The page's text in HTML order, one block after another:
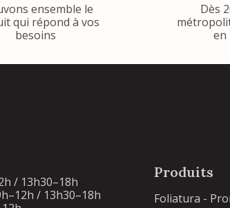
ensemble le
qui répond à vos
besoins
Dès
en
/ 13h30–18h
/ 13h30–18h
Produits
Foliatura -